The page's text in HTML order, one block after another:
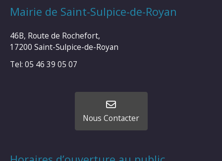
Mairie de Saint-Sulpice-de-Royan
46B, Route de Rochefort,
17200 Saint-Sulpice-de-Royan
Tel: 05 46 39 05 07
Nous Contacter